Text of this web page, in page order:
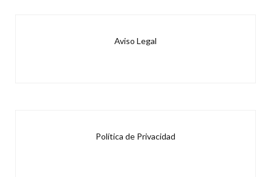
Aviso Legal
Política de Privacidad